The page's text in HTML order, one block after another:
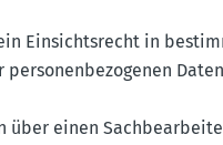
Einsichts­recht in
Daten
über einen